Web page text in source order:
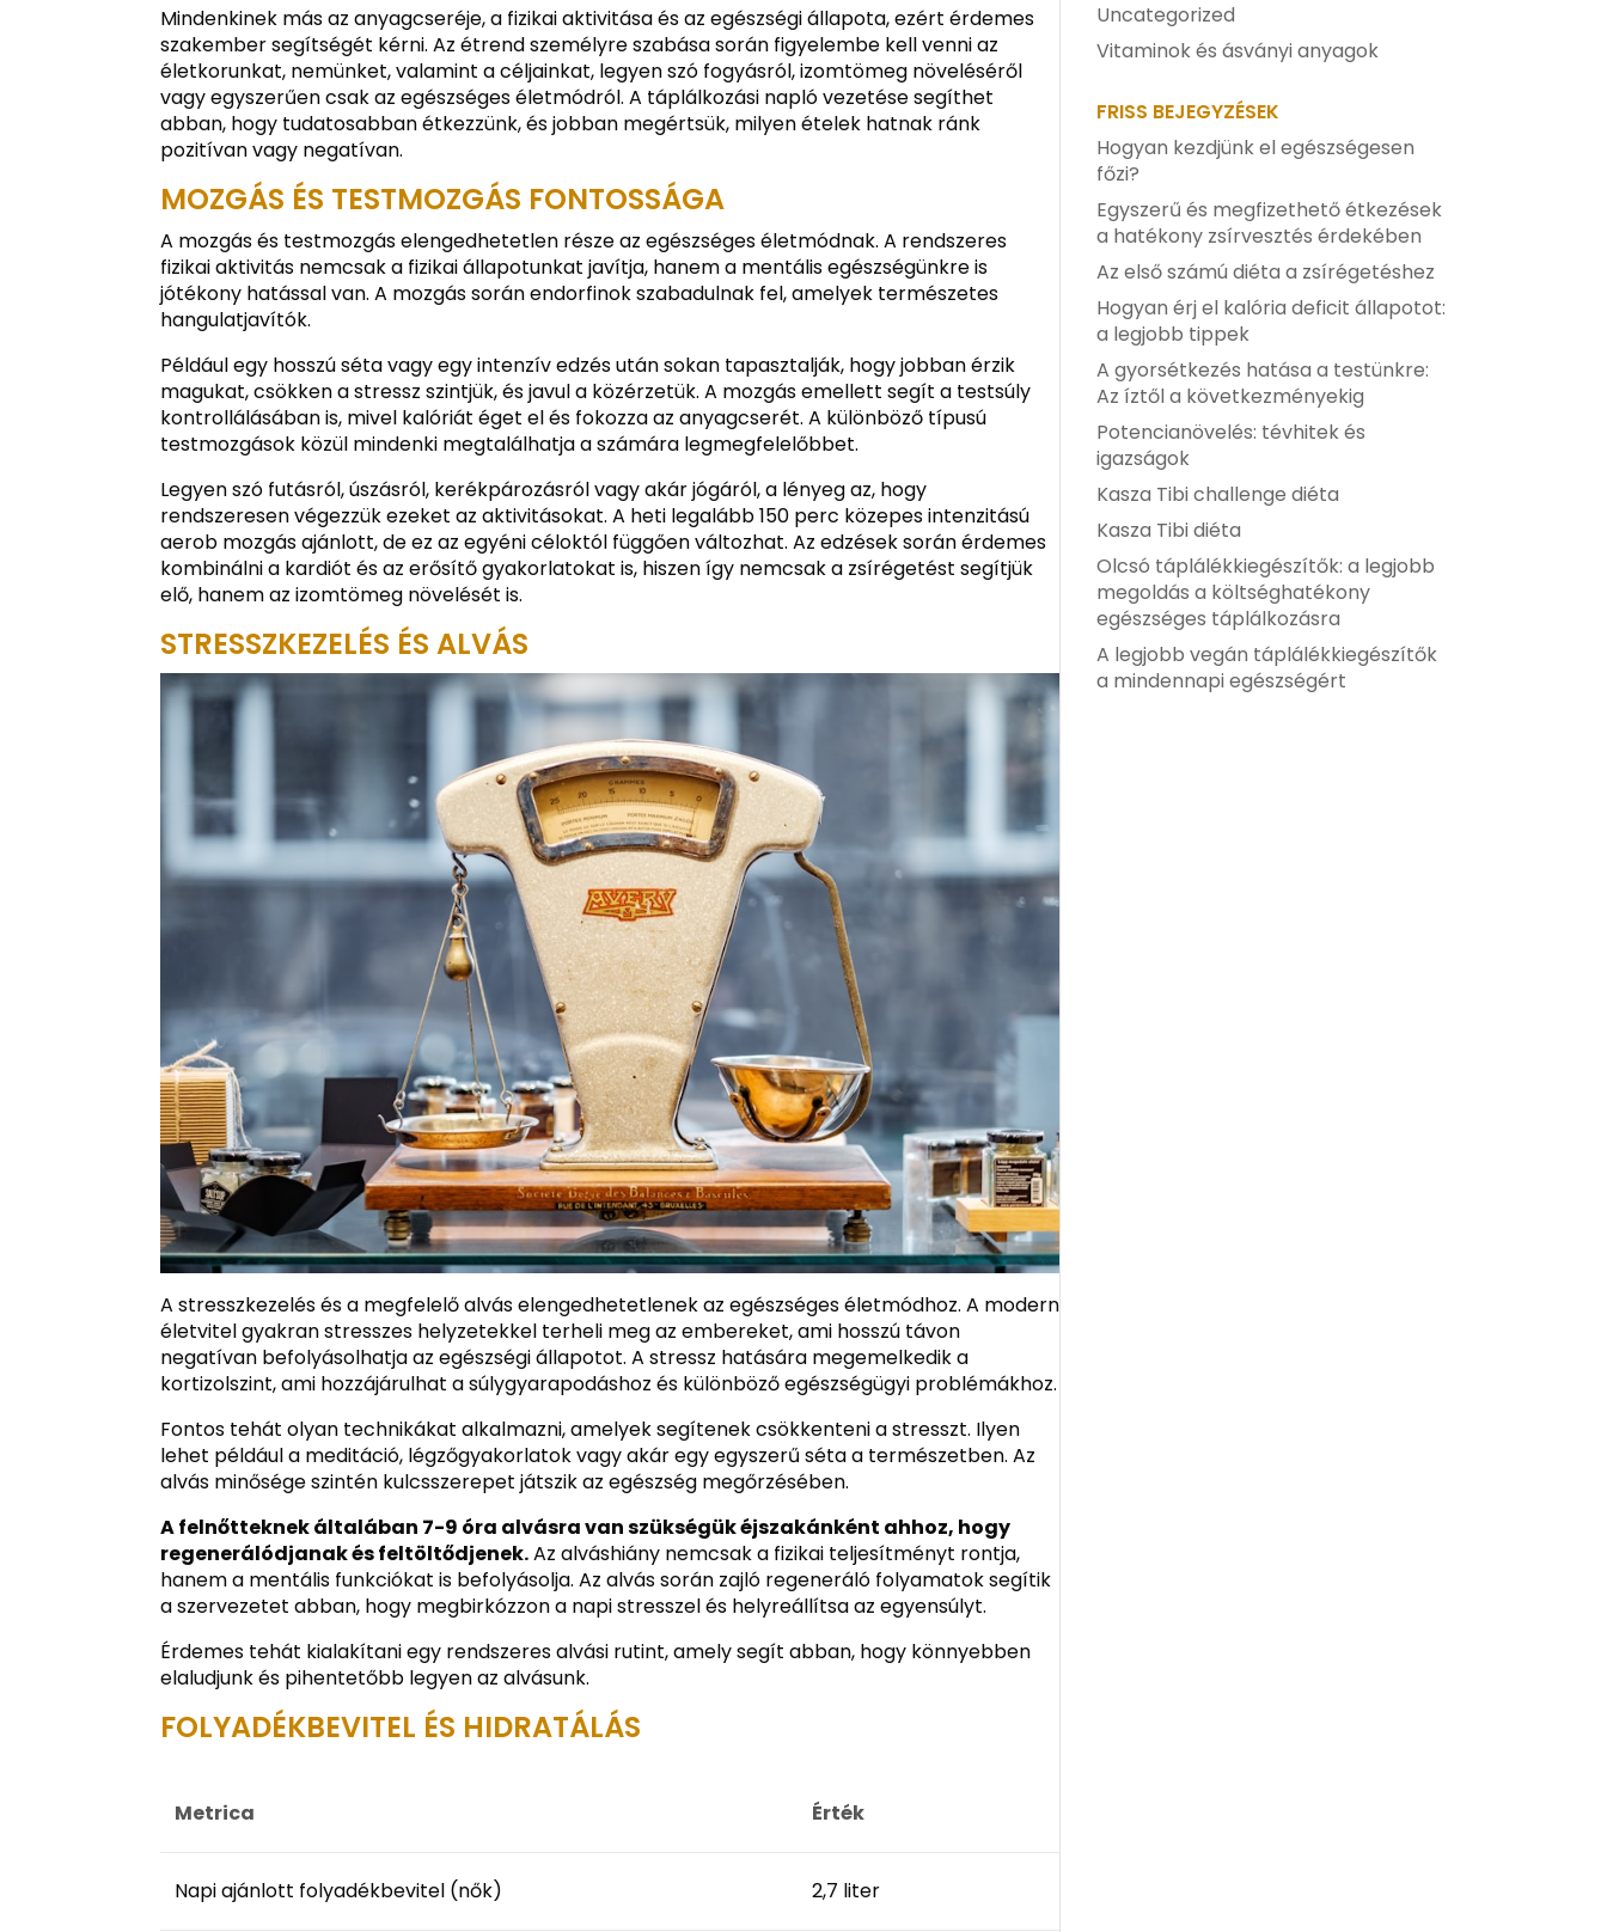
Mindenkinek más az anyagcseréje, a fizikai aktivitása és az egészségi állapota, ezért érdemes
szakember segítségét kérni. Az étrend személyre szabása során figyelembe kell venni az
életkorunkat, nemünket, valamint a céljainkat, legyen szó fogyásról, izomtömeg növeléséről
vagy egyszerűen csak az egészséges életmódról. A táplálkozási napló vezetése segíthet
abban, hogy tudatosabban étkezzünk, és jobban megértsük, milyen ételek hatnak ránk
pozitívan vagy negatívan.
MOZGÁS ÉS TESTMOZGÁS FONTOSSÁGA
A mozgás és testmozgás elengedhetetlen része az egészséges életmódnak. A rendszeres
fizikai aktivitás nemcsak a fizikai állapotunkat javítja, hanem a mentális egészségünkre is
jótékony hatással van. A mozgás során endorfinok szabadulnak fel, amelyek természetes
hangulatjavítók.
Például egy hosszú séta vagy egy intenzív edzés után sokan tapasztalják, hogy jobban érzik
magukat, csökken a stressz szintjük, és javul a közérzetük. A mozgás emellett segít a testsúly
kontrollálásában is, mivel kalóriát éget el és fokozza az anyagcserét. A különböző típusú
testmozgások közül mindenki megtalálhatja a számára legmegfelelőbbet.
Legyen szó futásról, úszásról, kerékpározásról vagy akár jógáról, a lényeg az, hogy
rendszeresen végezzük ezeket az aktivitásokat. A heti legalább 150 perc közepes intenzitású
aerob mozgás ajánlott, de ez az egyéni céloktól függően változhat. Az edzések során érdemes
kombinálni a kardiót és az erősítő gyakorlatokat is, hiszen így nemcsak a zsírégetést segítjük
elő, hanem az izomtömeg növelését is.
STRESSZKEZELÉS ÉS ALVÁS
A stresszkezelés és a megfelelő alvás elengedhetetlenek az egészséges életmódhoz. A modern
életvitel gyakran stresszes helyzetekkel terheli meg az embereket, ami hosszú távon
negatívan befolyásolhatja az egészségi állapotot. A stressz hatására megemelkedik a
kortizolszint, ami hozzájárulhat a súlygyarapodáshoz és különböző egészségügyi problémákhoz.
Fontos tehát olyan technikákat alkalmazni, amelyek segítenek csökkenteni a stresszt. Ilyen
lehet például a meditáció, légzőgyakorlatok vagy akár egy egyszerű séta a természetben. Az
alvás minősége szintén kulcsszerepet játszik az egészség megőrzésében.
A felnőtteknek általában 7-9 óra alvásra van szükségük éjszakánként ahhoz, hogy
regenerálódjanak és feltöltődjenek.Az alváshiány nemcsak a fizikai teljesítményt rontja,
hanem a mentális funkciókat is befolyásolja. Az alvás során zajló regeneráló folyamatok segítik
a szervezetet abban, hogy megbirkózzon a napi stresszel és helyreállítsa az egyensúlyt.
Érdemes tehát kialakítani egy rendszeres alvási rutint, amely segít abban, hogy könnyebben
elaludjunk és pihentetőbb legyen az alvásunk.
FOLYADÉKBEVITEL ÉS HIDRATÁLÁS
Metrica Érték
Napi ajánlott folyadékbevitel (nők) 2,7 liter
Uncategorized
Vitaminok és ásványi anyagok
FRISS BEJEGYZÉSEK
Hogyan kezdjünk el egészségesen
főzi?
Egyszerű és megfizethető étkezések
a hatékony zsírvesztés érdekében
Az első számú diéta a zsírégetéshez
Hogyan érj el kalória deficit állapotot:
a legjobb tippek
A gyorsétkezés hatása a testünkre:
Az íztől a következményekig
Potencianövelés: tévhitek és
igazságok
Kasza Tibi challenge diéta
Kasza Tibi diéta
Olcsó táplálékkiegészítők: a legjobb
megoldás a költséghatékony
egészséges táplálkozásra
A legjobb vegán táplálékkiegészítők
a mindennapi egészségért